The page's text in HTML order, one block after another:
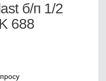
б/п 1/2
688